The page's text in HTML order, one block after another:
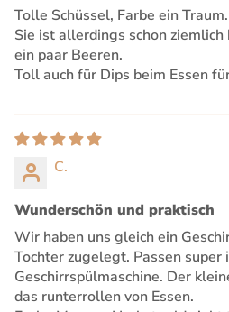
Tolle Schüssel, Farbe ein Traum.
Sie ist allerdings schon
ein paar Beeren.
Toll auch für Dips beim Essen
C.
Wunderschön und praktisch
Wir haben uns gleich ein
Tochter zugelegt. Passen super
Geschirrspülmaschine. Der
das runterrollen von Essen.